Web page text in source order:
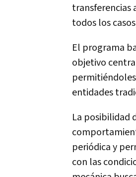
transferencias
todos los
El programa
objetivo
entidades
La posibilidad
periódica y
con las